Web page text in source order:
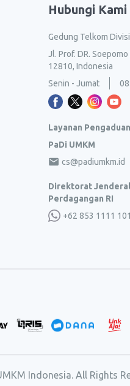
Hubungi Kami
Gedung Telkom
Jl. Prof. DR.
12810, Indonesia
Senin - Jumat
Layanan
PaDi UMKM
cs@padiumkm.id
Direktorat
Perdagangan RI
+62 853 1111
Indonesia. All Rights